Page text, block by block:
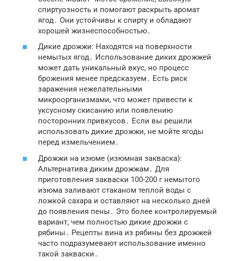
спиртуозность и помогают раскрыть аромат
ягод․ Они устойчивы к спирту и обладают
хорошей жизнеспособностью․
Дикие дрожжи: Находятся на поверхности
немытых ягод․ Использование диких дрожжей
может дать уникальный вкус, но процесс
брожения менее предсказуем․ Есть риск
заражения нежелательными
микроорганизмами, что может привести к
уксусному скисанию или появлению
посторонних привкусов․ Если вы решили
использовать дикие дрожжи, не мойте ягоды
перед измельчением․
Дрожжи на изюме (изюмная закваска):
Альтернатива диким дрожжам․ Для
приготовления закваски 100-200 г немытого
изюма заливают стаканом теплой воды с
ложкой сахара и оставляют на несколько дней
до появления пены․ Это более контролируемый
вариант, чем полностью дикие дрожжи с
рябины․ Рецепты вина из рябины без дрожжей
часто подразумевают использование именно
такой закваски․